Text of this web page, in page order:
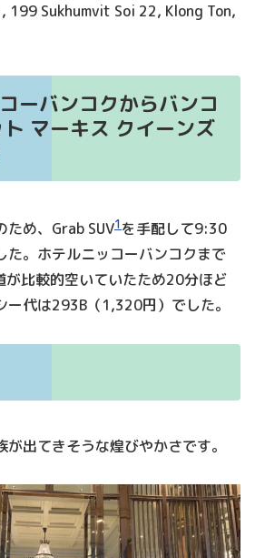
199 Sukhumvit Soi 22, Klong Ton,
ーバンコクからバンコ
マーキス クイーンズ
ため、Grab SUV1を手配して9:30
た。ホテルニッコーバンコクまで
が比較的空いていたため20分ほど
ー代は293B（1,320円）でした。
出てきそうな煌びやかさです。